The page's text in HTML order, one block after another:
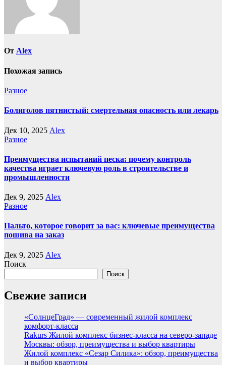
От Alex
Похожая запись
Разное
Болиголов пятнистый: смертельная опасность или лекарь
Дек 10, 2025 Alex
Разное
Преимущества испытаний песка: почему контроль
качества играет ключевую роль в строительстве и
промышленности
Дек 9, 2025 Alex
Разное
Пальто, которое говорит за вас: ключевые преимущества
пошива на заказ
Дек 9, 2025 Alex
Поиск
Поиск
Свежие записи
«СолнцеГрад» — современный жилой комплекс
комфорт-класса
Rakurs Жилой комплекс бизнес-класса на северо-западе
Москвы: обзор, преимущества и выбор квартиры
Жилой комплекс «Сезар Силика»: обзор, преимущества
и выбор квартиры